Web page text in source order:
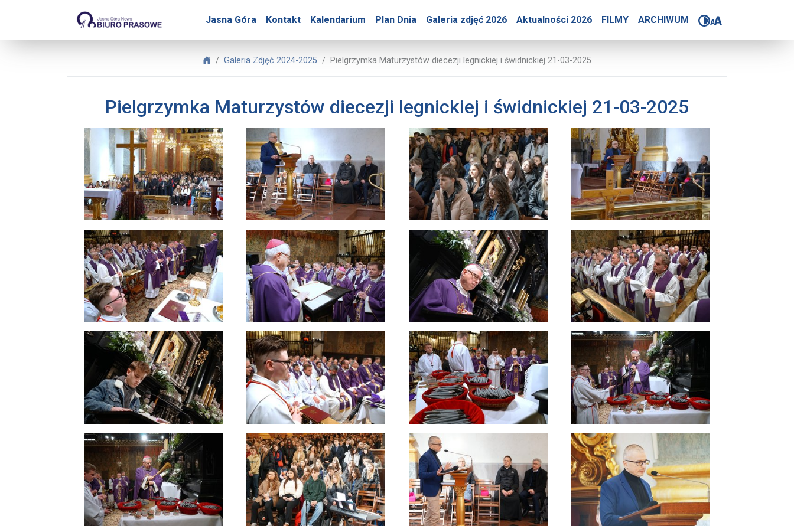
Jasna Góra Kontakt Kalendarium Plan Dnia Galeria zdjęć 2026 Aktualności 2026 FILMY ARCHIWUM
Biuro Prasowe Jasnej Góry – Pielgrzymka Maturzystów diecezji legnickiej
Biuro Prasowe Jasnej Góry
Galeria Zdjęć 2024-2025 Pielgrzymka Maturzystów diecezji legnickiej i świdnickiej 21-03-2025
Pielgrzymka Maturzystów diecezji legnickiej i świdnickiej 21-03-2025